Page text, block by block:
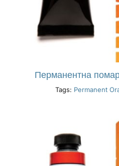
Перманентна
Tags: Permanent